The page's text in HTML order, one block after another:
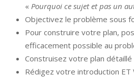
« Pourquoi ce sujet et pas un
Objectivez le problème sous
Pour construire votre plan,
efficacement possible au
Construisez votre plan
Rédigez votre introduction ET